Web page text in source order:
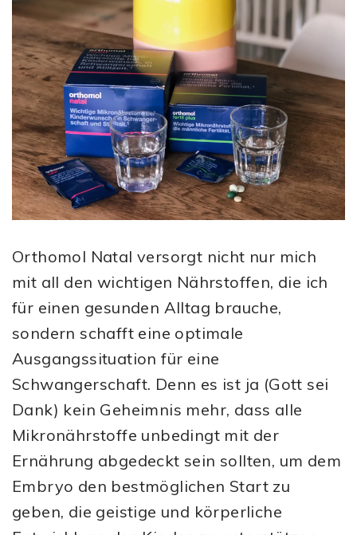
Orthomol Natal versorgt nicht nur mich
mit all den wichtigen Nährstoffen, die ich
für einen gesunden Alltag brauche,
sondern schafft eine optimale
Ausgangssituation für eine
Schwangerschaft. Denn es ist ja (Gott sei
Dank) kein Geheimnis mehr, dass alle
Mikronährstoffe unbedingt mit der
Ernährung abgedeckt sein sollten, um dem
Embryo den bestmöglichen Start zu
geben, die geistige und körperliche